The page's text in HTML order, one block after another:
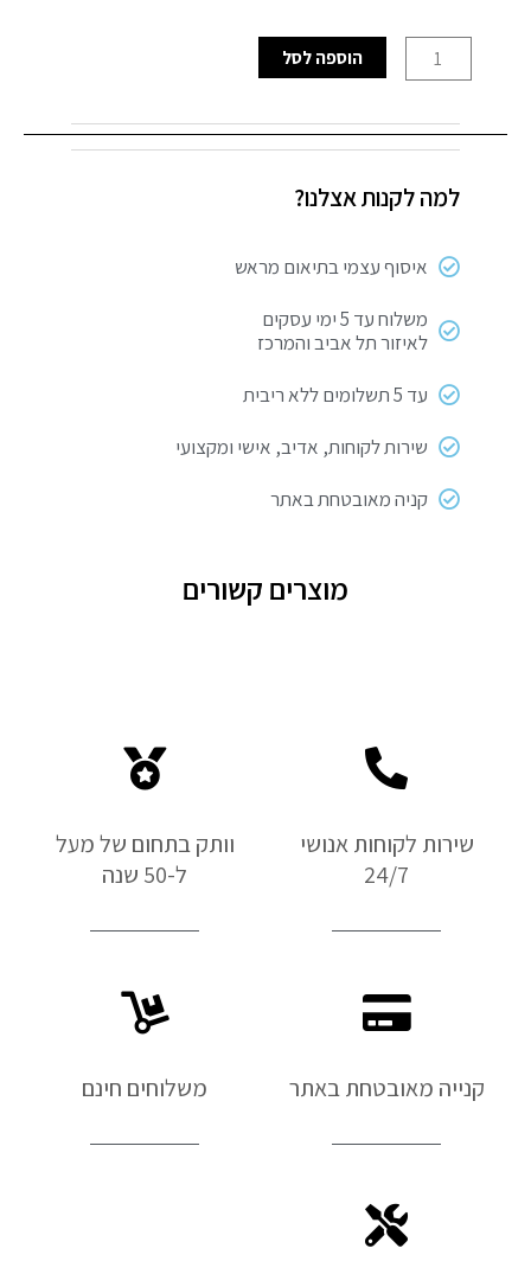
של
7
PointTeQ
HSS
הוספה לסל
למה לקנות אצלנו?
איסוף עצמי בתיאום מראש
משלוח עד 5 ימי עסקים
לאיזור תל אביב והמרכז
עד 5 תשלומים ללא ריבית
שירות לקוחות, אדיב, אישי ומקצועי
קניה מאובטחת באתר
מוצרים קשורים
שירות לקוחות אנושי
24/7
וותק בתחום של מעל
ל-50 שנה
קנייה מאובטחת באתר משלוחים חינם